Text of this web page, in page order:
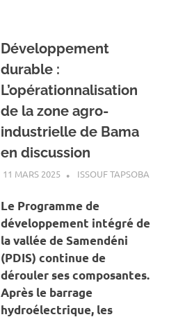
Développement
durable :
L’opérationnalisation
de la zone agro-
industrielle de Bama
en discussion
11 MARS 2025 ISSOUF TAPSOBA
Le Programme de
développement intégré de
la vallée de Samendéni
(PDIS) continue de
dérouler ses composantes.
Après le barrage
hydroélectrique, les